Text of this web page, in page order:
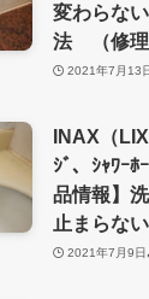
変わらな
法 （修理
2021年7月13
INAX（
ｼﾞ、ｼｬﾜｰ
品情報】
止まらな
2021年7月9日